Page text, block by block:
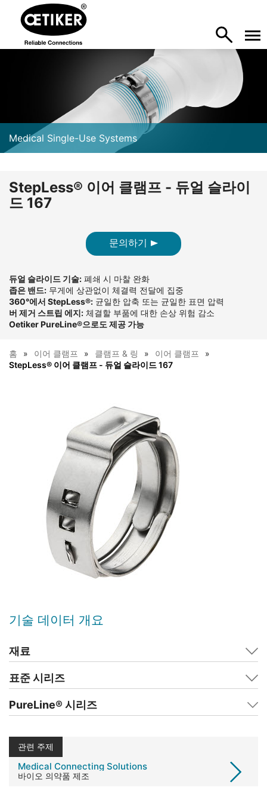
Medical Single-Use Systems
StepLess® 이어 클램프 - 듀얼 슬라이
드 167
문의하기
듀얼 슬라이드 기술: 폐쇄 시 마찰 완화
좁은 밴드: 무게에 상관없이 체결력 전달에 집중
360°에서 StepLess®: 균일한 압축 또는 균일한 표면 압력
버 제거 스트립 에지: 체결할 부품에 대한 손상 위험 감소
Oetiker PureLine®으로도 제공 가능
홈 이어 클램프 클램프 & 링
이어 클램프
StepLess® 이어 클램프 - 듀얼 슬라이드 167
기술 데이터 개요
재료
표준 시리즈
PureLine® 시리즈
관련 주제
Medical Connecting Solutions
바이오 의약품 제조